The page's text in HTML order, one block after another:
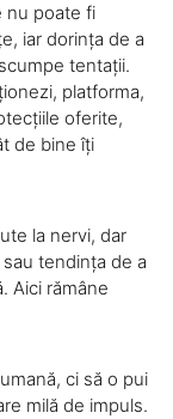
nu poate fi
iar dorința de a
tentații.
platforma,
oferite,
de bine îți
la nervi, dar
tendința de a
Aici rămâne
ci să o pui
milă de impuls.